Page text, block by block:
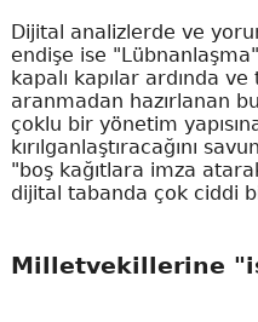
Dijital analizlerde ve
endişe ise
kapalı kapılar ardında
aranmadan hazırlanan
çoklu bir yönetim
kırılganlaştıracağını
"boş kağıtlara imza
dijital tabanda çok ciddi
Milletvekillerine